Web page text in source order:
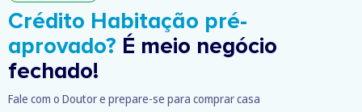
Crédito Habitação pré-
aprovado? É meio negócio
fechado!
Fale com o Doutor e prepare-se para comprar casa